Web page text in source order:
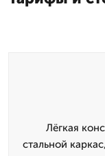
Лёгкая
стальной